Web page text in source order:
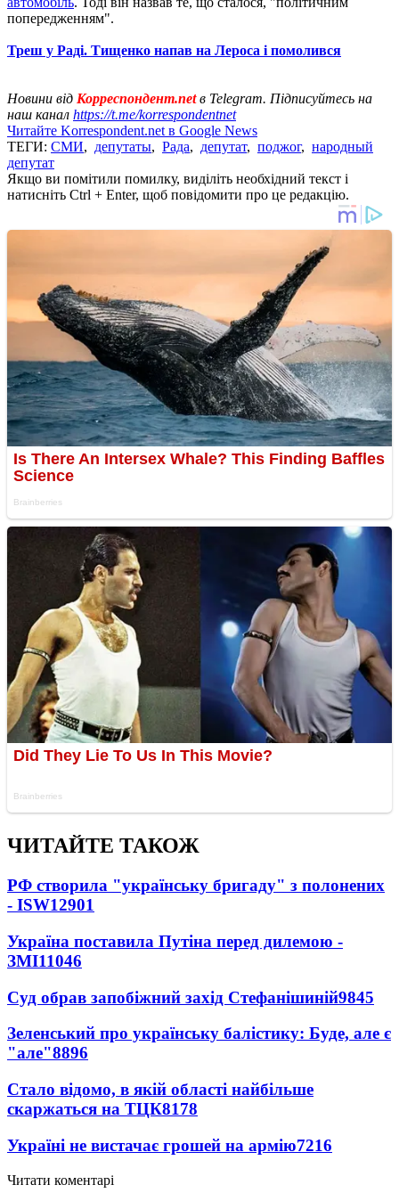
попередженням".
Треш у Раді. Тищенко напав на Лероса і помолився
Новини від Корреспондент.netв Telegram. Підписуйтесь на
наш канал https://t.me/korrespondentnet
Читайте Korrespondent.net в Google News
ТЕГИ: СМИ, депутаты, Рада, депутат, поджог, народный
депутат
Якщо ви помітили помилку, виділіть необхідний текст і
натисніть Ctrl + Enter, щоб повідомити про це редакцію.
ЧИТАЙТЕ ТАКОЖ
РФ створила "українську бригаду" з полонених
- ISW12901
Україна поставила Путіна перед дилемою -
ЗМІ11046
Суд обрав запобіжний захід Стефанішиній9845
Зеленський про українську балістику: Буде, але є
"але"8896
Стало відомо, в якій області найбільше
скаржаться на ТЦК8178
Україні не вистачає грошей на армію7216
Читати коментарі